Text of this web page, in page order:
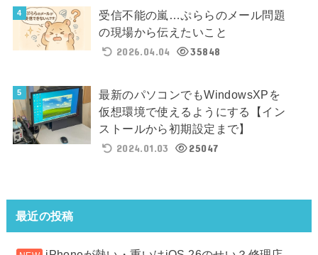
受信不能の嵐…ぷららのメール問題
の現場から伝えたいこと
2026.04.04
35848
最新のパソコンでもWindowsXPを
仮想環境で使えるようにする【イン
ストールから初期設定まで】
2024.01.03
25047
最近の投稿